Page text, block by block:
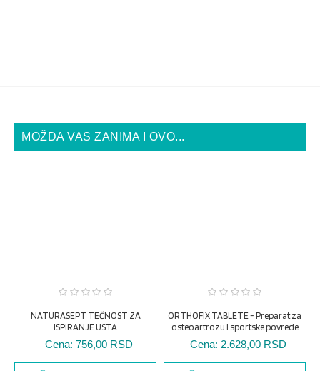
MOŽDA VAS ZANIMA I OVO...